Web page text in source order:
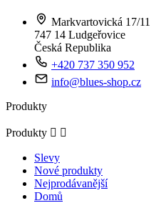
Markvartovická 17/11
747 14 Ludgeřovice
Česká Republika
+420 737 350 952
info@blues-shop.cz
Produkty
Produkty  
Slevy
Nové produkty
Nejprodávanější
Domů